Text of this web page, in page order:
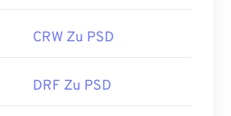
CRW Zu PSD
DRF Zu PSD